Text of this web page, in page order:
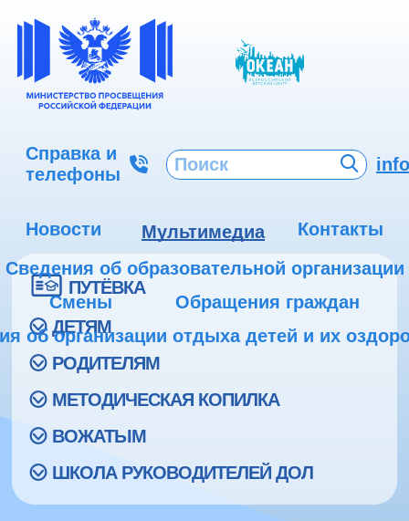
Справка и
телефоны
Новости Мультимедиа
Контакты
Сведения об образовательной организации
Смены
Обращения граждан
об организации отдыха детей и их
ПУТЁВКА
ДЕТЯМ
РОДИТЕЛЯМ
МЕТОДИЧЕСКАЯ КОПИЛКА
ВОЖАТЫМ
ШКОЛА РУКОВОДИТЕЛЕЙ ДОЛ